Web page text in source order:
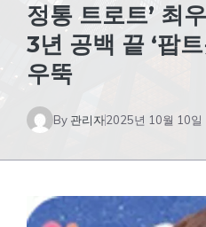
정통 트로트’ 최
3년 공백 끝 ‘팝
우뚝
By 관리자2025년 10월 10일